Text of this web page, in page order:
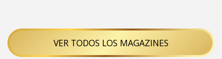
VER TODOS LOS MAGAZINES